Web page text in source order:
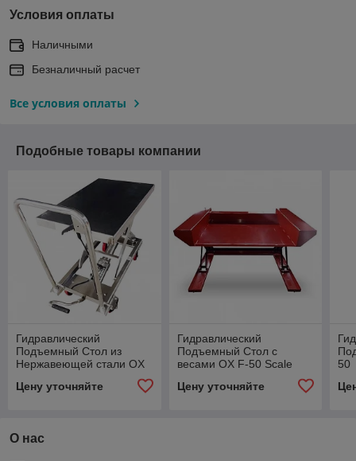
Условия оплаты
Наличными
Безналичный расчет
Все условия оплаты
Подобные товары компании
Гидравлический
Подъемный Стол из
Нержавеющей стали OX
815*500*50 мм
Цену уточняйте
Гидравлический
Подъемный Стол с
весами OX F-50 Scale
Цену уточняйте
50
О нас